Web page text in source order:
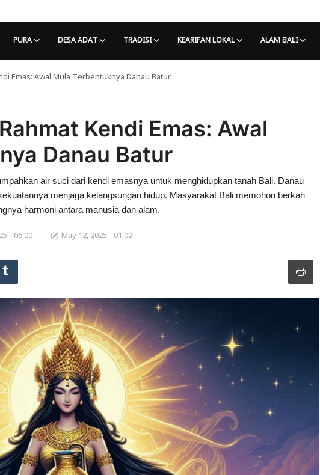
PURA DESA ADAT TRADISI KEARIFAN LOKAL ALAM BALI
Emas: Awal Mula Terbentuknya Danau Batur
Kendi Emas: Awal
Danau Batur
air suci dari kendi emasnya untuk menghidupkan tanah Bali. Danau
menjaga kelangsungan hidup. Masyarakat Bali memohon berkah
harmoni antara manusia dan alam.
- 06:00 May 12, 2025 - 01:02